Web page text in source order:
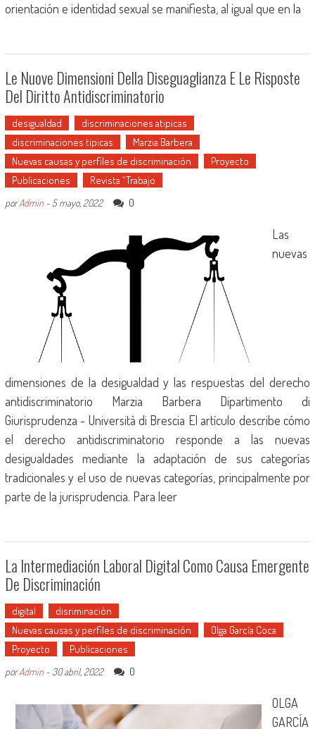
orientación e identidad sexual se manifiesta, al igual que en la
Le Nuove Dimensioni Della Diseguaglianza E Le Risposte
Del Diritto Antidiscriminatorio
desigualdad
discriminaciones atipicas
discriminaciones tipicas
Marzia Barbera
Nuevas causas y perfiles de discriminación
Proyecto
Publicaciones
Revista "Trabajo
porAdmin- 5 mayo, 2022 0
Las
nuevas
dimensiones de la desigualdad y las respuestas del derecho
antidiscriminatorio Marzia Barbera Dipartimento di
Giurisprudenza - Università di Brescia El artículo describe cómo
el derecho antidiscriminatorio responde a las nuevas
desigualdades mediante la adaptación de sus categorías
tradicionales y el uso de nuevas categorías, principalmente por
parte de la jurisprudencia. Para leer
La Intermediación Laboral Digital Como Causa Emergente
De Discriminación
digital
disriminación
Nuevas causas y perfiles de discriminación
Olga García Coca
Proyecto
Publicaciones
porAdmin- 30 abril, 2022 0
OLGA
GARCÍA